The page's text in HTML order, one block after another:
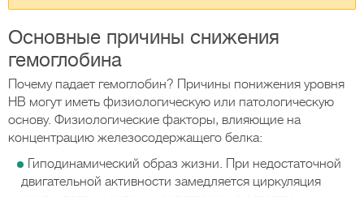
Основные причины снижения
гемоглобина
Почему падает гемоглобин? Причины понижения уровня
HB могут иметь физиологическую или патологическую
основу. Физиологические факторы, влияющие на
концентрацию железосодержащего белка:
Гиподинамический образ жизни. При недостаточной
двигательной активности замедляется циркуляция